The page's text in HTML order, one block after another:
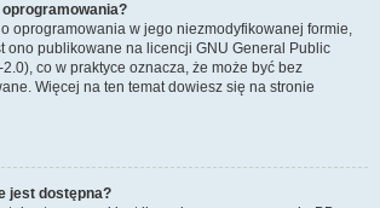
oprogramowania w jego niezmodyfikowanej formie,
ono publikowane na licencji GNU General Public
co w praktyce oznacza, że może być bez
Więcej na ten temat dowiesz się na stronie
jest dostępna?